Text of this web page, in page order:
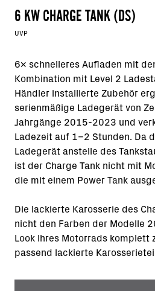
6 KW CHARGE TANK (DS)
UVP
6x schnelleres Aufladen mit
Kombination mit Level 2
Händler installierte Zubehör
serienmäßige Ladegerät von
Jahrgänge 2015-2023 und
Ladezeit auf 1–2 Stunden. Da
Ladegerät anstelle des
ist der Charge Tank nicht mit
die mit einem Power Tank
Die lackierte Karosserie des
nicht den Farben der Modelle
Look Ihres Motorrads komplett
passend lackierte